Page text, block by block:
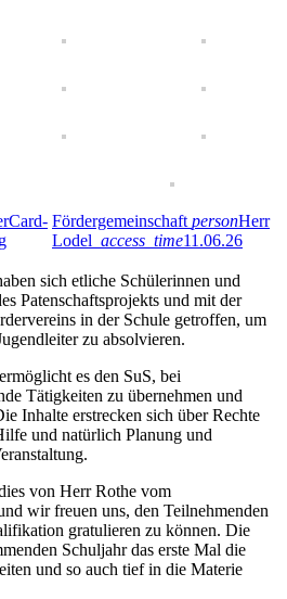
Fördergemeinschaft personHerr
Lodel access_time11.06.26
sich etliche Schülerinnen und
Patenschaftsprojekts und mit der
in der Schule getroffen, um
zu absolvieren.
es den SuS, bei
Tätigkeiten zu übernehmen und
Inhalte erstrecken sich über Rechte
und natürlich Planung und
von Herr Rothe vom
wir freuen uns, den Teilnehmenden
gratulieren zu können. Die
Schuljahr das erste Mal die
und so auch tief in die Materie